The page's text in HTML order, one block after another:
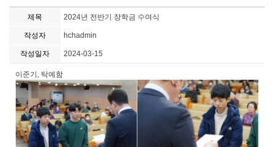
제목 2024년 전반기 장학금 수여식
작성자 hchadmin
작성일자 2024-03-15
이준기, 탁예함